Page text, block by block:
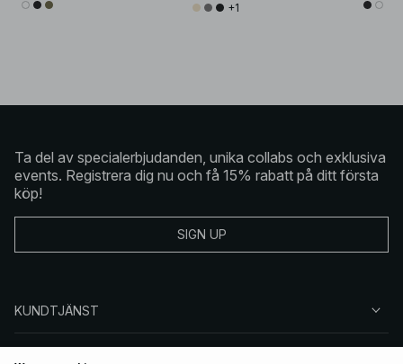
+1
Ta del av specialerbjudanden, unika collabs och exklusiva
events. Registrera dig nu och få 15% rabatt på ditt första
köp!
SIGN UP
KUNDTJÄNST